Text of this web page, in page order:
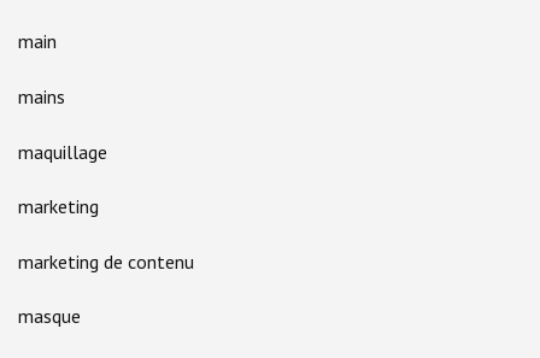
main
mains
maquillage
marketing
marketing de contenu
masque